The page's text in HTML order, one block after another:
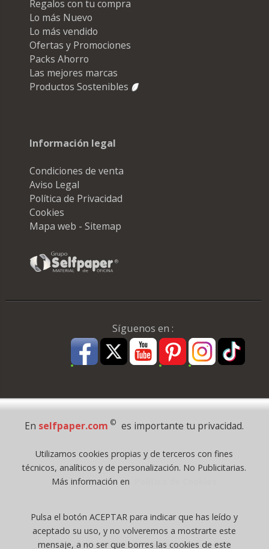
Regalos con tu compra
Lo más Nuevo
Lo más vendido
Ofertas y Promociones
Packs Ahorro
Las mejores marcas
Productos Sostenibles
Información legal
Condiciones de venta
Aviso Legal
Política de Privacidad
Cookies
Mapa web - Sitemap
Síguenos en :
Pago Seguro
Todos los derechos reservados
©selfpaper.com, y las webs de ©gruposelfpaper.org están gestionadas, y
Registro Mercantil de Valencia ( España ) CEE:
Tomo 7263, Libro 4565, Folio 1, Sección 8, Hoja V-85203.
En selfpaper.com © es importante tu privacidad.
Utilizamos cookies propias y de terceros con fines
técnicos, analíticos y de personalización. No Publicitarias.
Más información en
Pulsa el botón ACEPTAR para indicar que has leído y
aceptado su uso, y no volveremos a mostrarte este
mensaje, a no ser que borres las cookies de este